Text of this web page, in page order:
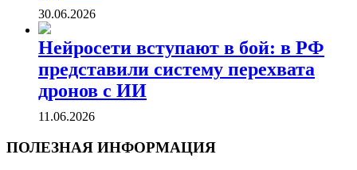
30.06.2026
Нейросети вступают в бой: в РФ
представили систему перехвата
дронов с ИИ
11.06.2026
ПОЛЕЗНАЯ ИНФОРМАЦИЯ